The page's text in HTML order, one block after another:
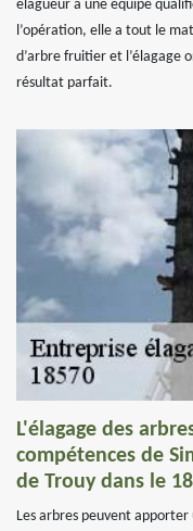
élagueur a une équipe
l’opération, elle a tout le
d’arbre fruitier et l’élagage
résultat parfait.
L'élagage des
compétences de
de Trouy dans le
Les arbres peuvent